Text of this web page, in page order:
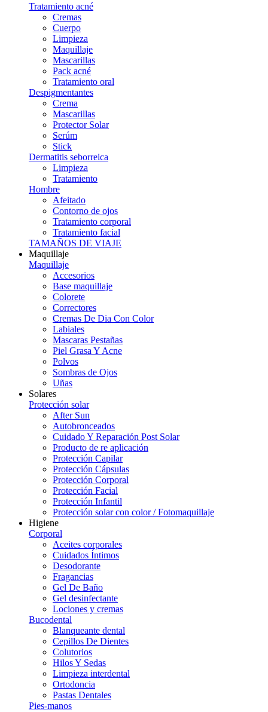
Tratamiento acné
Cremas
Cuerpo
Limpieza
Maquillaje
Mascarillas
Pack acné
Tratamiento oral
Despigmentantes
Crema
Mascarillas
Protector Solar
Serúm
Stick
Dermatitis seborreica
Limpieza
Tratamiento
Hombre
Afeitado
Contorno de ojos
Tratamiento corporal
Tratamiento facial
TAMAÑOS DE VIAJE
Maquillaje
Maquillaje
Accesorios
Base maquillaje
Colorete
Correctores
Cremas De Dia Con Color
Labiales
Mascaras Pestañas
Piel Grasa Y Acne
Polvos
Sombras de Ojos
Uñas
Solares
Protección solar
After Sun
Autobronceados
Cuidado Y Reparación Post Solar
Producto de re aplicación
Protección Capilar
Protección Cápsulas
Protección Corporal
Protección Facial
Protección Infantil
Protección solar con color / Fotomaquillaje
Higiene
Corporal
Aceites corporales
Cuidados Íntimos
Desodorante
Fragancias
Gel De Baño
Gel desinfectante
Lociones y cremas
Bucodental
Blanqueante dental
Cepillos De Dientes
Colutorios
Hilos Y Sedas
Limpieza interdental
Ortodoncia
Pastas Dentales
Pies-manos